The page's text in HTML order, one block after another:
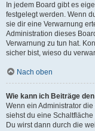
In jedem Board gibt es
festgelegt werden. Wenn
sie dir eine Verwarnung
Administration dieses
Verwarnung zu tun hat.
sicher bist, wieso du
Nach oben
Wie kann ich Beiträge
Wenn ein Administrator
siehst du eine
Du wirst dann durch die